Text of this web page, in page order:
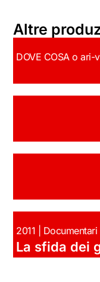
Altre
DOVE COSA o ari-
2011 | Documentari
La sfida dei